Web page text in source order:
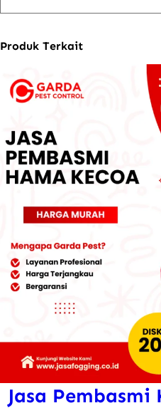
Produk Terkait
Jasa